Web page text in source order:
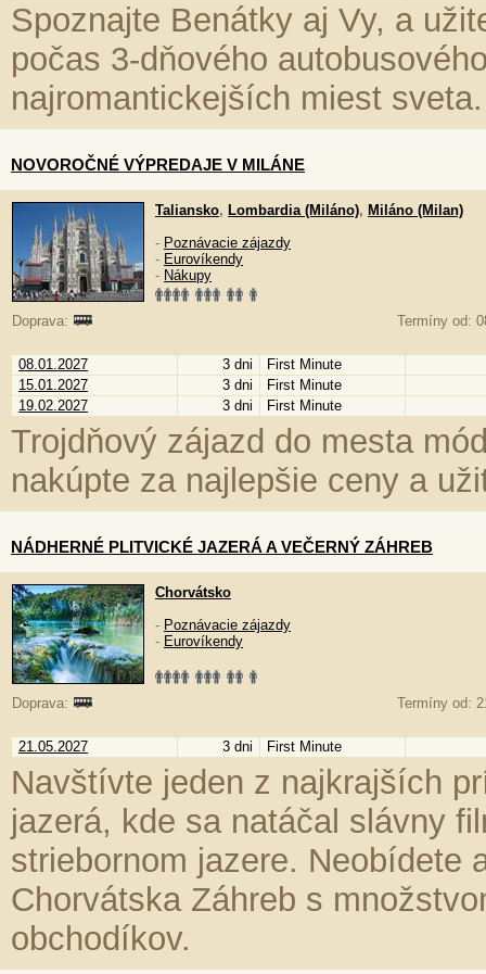
Spoznajte Benátky aj Vy, a
počas 3-dňového
najromantickejších miest sveta.
NOVOROČNÉ VÝPREDAJE V MILÁNE
Taliansko, Lombardia (Miláno), Miláno (Milan)
- Poznávacie zájazdy
- Eurovíkendy
- Nákupy
Doprava: Termíny od:
08.01.2027 3 dni
First Minute
15.01.2027
3 dni
First Minute
19.02.2027
3 dni First Minute
Trojdňový zájazd do mesta
nakúpte za najlepšie ceny a
NÁDHERNÉ PLITVICKÉ JAZERÁ A VEČERNÝ ZÁHREB
Chorvátsko
- Poznávacie zájazdy
- Eurovíkendy
Doprava: Termíny od:
21.05.2027 3 dni First Minute
Navštívte jeden z najkrajších
jazerá, kde sa natáčal slávny
striebornom jazere. Neobídete
Chorvátska Záhreb s
obchodíkov.